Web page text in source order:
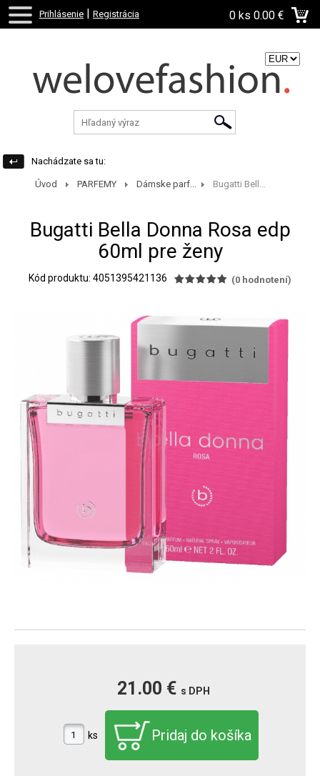
Prihlásenie | Registrácia 0 ks 0.00 €
Nachádzate sa tu:
Úvod PARFEMY Dámske parf... Bugatti Bell...
Bugatti Bella Donna Rosa edp
60ml pre ženy
Kód produktu: 4051395421136 (0 hodnotení)
21.00 € s DPH
ks